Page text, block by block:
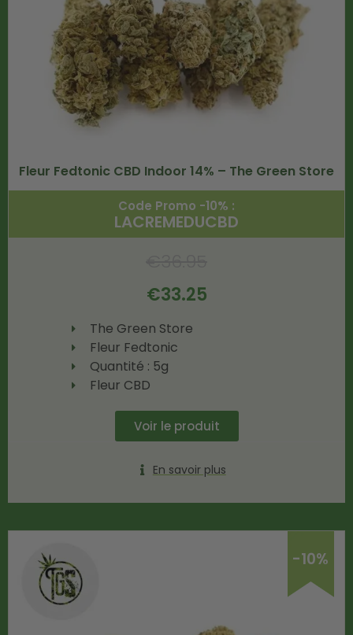
Fleur Fedtonic CBD Indoor 14% – The Green Store
Code Promo -10% :
LACREMEDUCBD
€33.25
The Green Store
Fleur Fedtonic
Quantité : 5g
Fleur CBD
Voir le produit
En savoir plus
-10%